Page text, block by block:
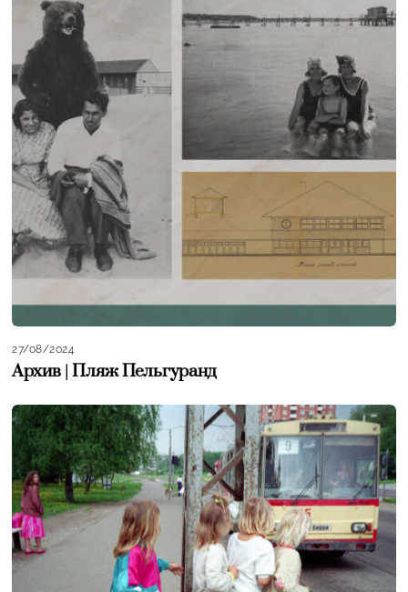
27/08/2024
Архив | Пляж Пельгуранд